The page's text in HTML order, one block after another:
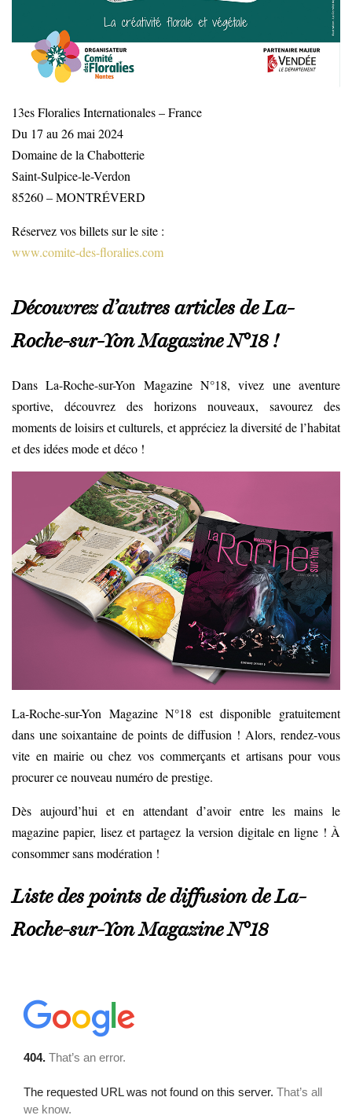
13es Floralies Internationales – France
Du 17 au 26 mai 2024
Domaine de la Chabotterie
Saint-Sulpice-le-Verdon
85260 – MONTRÉVERD
Réservez vos billets sur le site :
www.comite-des-floralies.com
Découvrez d’autres articles de La-
Roche-sur-Yon Magazine N°18 !
Dans La-Roche-sur-Yon Magazine N°18, vivez une aventure
sportive, découvrez des horizons nouveaux, savourez des
moments de loisirs et culturels, et appréciez la diversité de l’habitat
et des idées mode et déco !
La-Roche-sur-Yon Magazine N°18 est disponible gratuitement
dans une soixantaine de points de diffusion ! Alors, rendez-vous
vite en mairie ou chez vos commerçants et artisans pour vous
procurer ce nouveau numéro de prestige.
Dès aujourd’hui et en attendant d’avoir entre les mains le
magazine papier, lisez et partagez la version digitale en ligne ! À
consommer sans modération !
Liste des points de diffusion de La-
Roche-sur-Yon Magazine N°18